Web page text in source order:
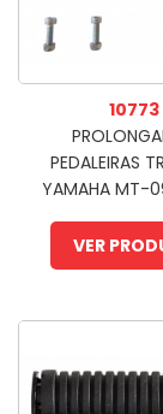
10773
PEDALEIRAS
YAMAHA MT-
2014-2025
VER